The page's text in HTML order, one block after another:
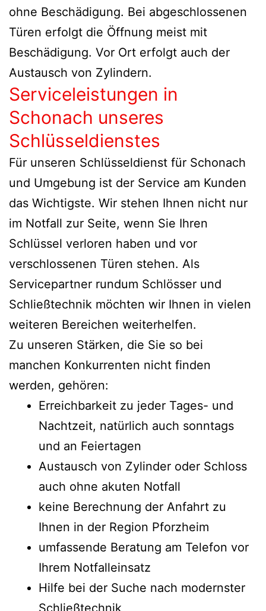
ohne Beschädigung. Bei abgeschlossenen
Türen erfolgt die Öffnung meist mit
Beschädigung. Vor Ort erfolgt auch der
Austausch von Zylindern.
Serviceleistungen in
Schonach unseres
Schlüsseldienstes
Für unseren Schlüsseldienst für Schonach
und Umgebung ist der Service am Kunden
das Wichtigste. Wir stehen Ihnen nicht nur
im Notfall zur Seite, wenn Sie Ihren
Schlüssel verloren haben und vor
verschlossenen Türen stehen. Als
Servicepartner rundum Schlösser und
Schließtechnik möchten wir Ihnen in vielen
weiteren Bereichen weiterhelfen.
Zu unseren Stärken, die Sie so bei
manchen Konkurrenten nicht finden
werden, gehören:
Erreichbarkeit zu jeder Tages- und
Nachtzeit, natürlich auch sonntags
und an Feiertagen
Austausch von Zylinder oder Schloss
auch ohne akuten Notfall
keine Berechnung der Anfahrt zu
Ihnen in der Region Pforzheim
umfassende Beratung am Telefon vor
Ihrem Notfalleinsatz
Hilfe bei der Suche nach modernster
Schließtechnik